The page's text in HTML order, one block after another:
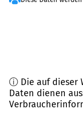
ⓘ Die auf dieser
Daten dienen